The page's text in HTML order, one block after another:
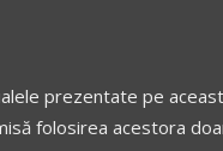
prezentate pe
folosirea acestora